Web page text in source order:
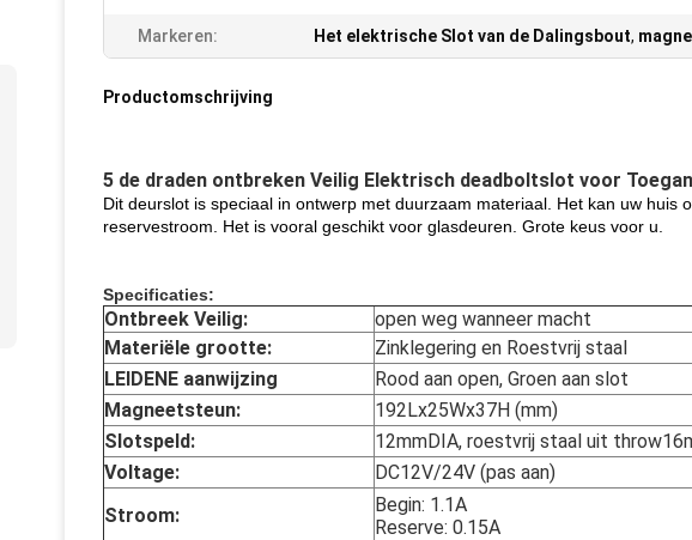
Markeren: Het elektrische Slot van de Dalingsbout,
Productomschrijving
5 de draden ontbreken Veilig Elektrisch deadboltslot voor
Dit deurslot is speciaal in ontwerp met duurzaam materiaal. Het kan uw huis
reservestroom. Het is vooral geschikt voor glasdeuren. Grote keus voor u.
Specificaties:
Ontbreek Veilig:
open weg wanneer macht
Materiële grootte:
Zinklegering en Roestvrij staal
LEIDENE aanwijzing
Rood aan open, Groen aan slot
Magneetsteun:
192Lx25Wx37H (mm)
Slotspeld:
12mmDIA, roestvrij staal uit
Voltage:
DC12V/24V (pas aan)
Stroom:
Begin: 1.1A
Reserve: 0.15A